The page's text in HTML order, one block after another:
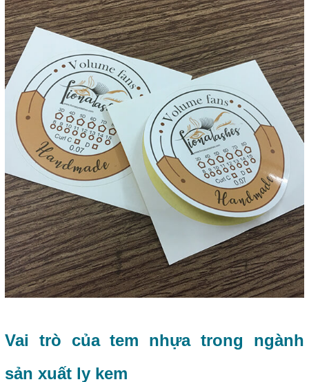
Vai trò của tem nhựa trong ngành
sản xuất ly kem